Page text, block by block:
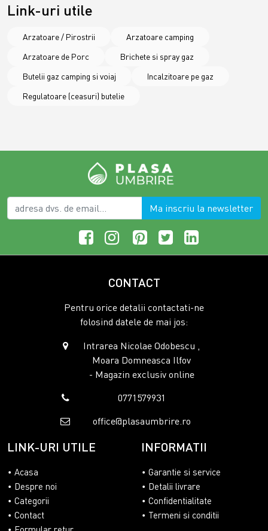
Link-uri utile
Arzatoare / Pirostrii
Arzatoare camping
Arzatoare de Porc
Brichete si spray gaz
Butelii gaz camping si voiaj
Incalzitoare pe gaz
Regulatoare (ceasuri) butelie
Ma inscriu la newsletter
CONTACT
Pentru orice detalii contactati-ne
folosind datele de mai jos:
Intrarea Nicolae Odobescu ,
Moara Domneasca Ilfov
- Magazin exclusiv online
0771579931
office@plasaumbrire.ro
LINK-URI UTILE
Acasa
Despre noi
Categorii
Contact
INFORMATII
Garantie si service
Detalii livrare
Confidentialitate
Termeni si conditii